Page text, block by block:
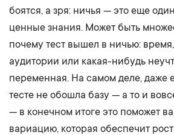
боятся, а зря: ничья — это еще
ценные знания. Может быть
почему тест вышел в ничью:
аудитории или какая-нибудь
переменная. На самом деле, даже
тесте не обошла базу — а то и
— в конечном итоге это поможет
вариацию, которая обеспечит рост